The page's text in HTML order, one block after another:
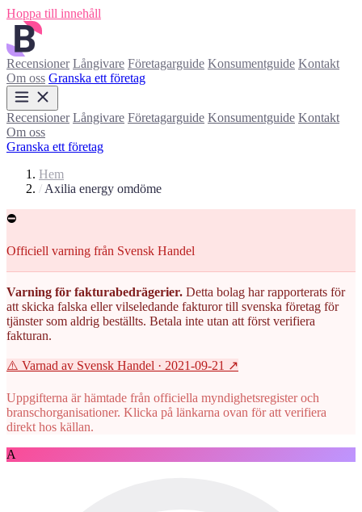
Hoppa till innehåll
Recensioner Långivare Företagarguide Konsumentguide Kontakt
Om oss Granska ett företag
Recensioner Långivare Företagarguide Konsumentguide Kontakt
Om oss
Granska ett företag
Hem
/ Axilia energy omdöme
⛔
Officiell varning från Svensk Handel
Varning för fakturabedrägerier. Detta bolag har rapporterats för
att skicka falska eller vilseledande fakturor till svenska företag för
tjänster som aldrig beställts. Betala inte utan att först verifiera
fakturan.
⚠️ Varnad av Svensk Handel · 2021-09-21 ↗
Uppgifterna är hämtade från officiella myndighetsregister och
branschorganisationer. Klicka på länkarna ovan för att verifiera
direkt hos källan.
A